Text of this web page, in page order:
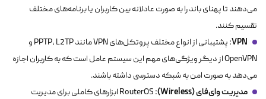
می‌دهند تا پهنای باند را به صورت عادلانه بین کاربران یا برنامه‌های مختلف
تقسیم کنند.
VPN:
پشتیبانی از انواع مختلف پروتکل‌های VPN مانند PPTP، L2TP و
OpenVPN از دیگر ویژگی‌های مهم این سیستم عامل است که به کاربران اجازه
می‌دهد به صورت امن به شبکه دسترسی داشته باشند.
مدیریت وای‌فای (Wireless):
RouterOS ابزارهای کاملی برای مدیریت